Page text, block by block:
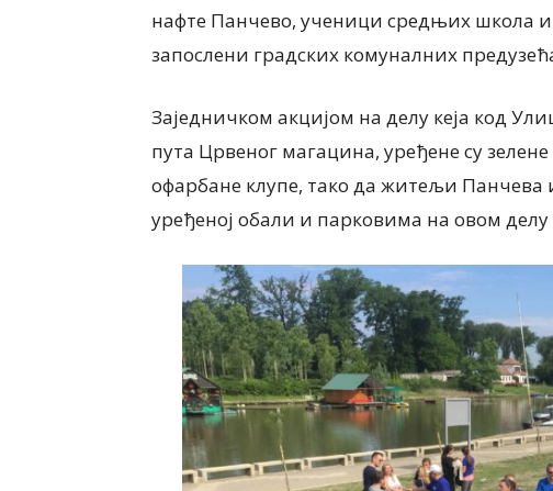
нафте Панчево, ученици средњих школа и
запослени градских комуналних
Заједничком акцијом на делу кеја код
пута Црвеног магацина, уређене су
офарбане клупе, тако да житељи Панчева
уређеној обали и парковима на овом